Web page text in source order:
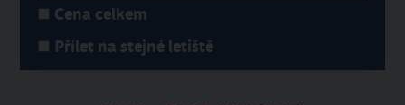
Cena celkem
Přílet na stejné letiště